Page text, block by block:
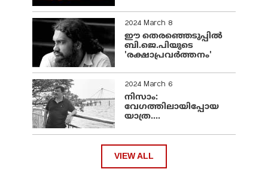
2024 March 8
ഈ തെരഞ്ഞെടുപ്പില്‍
ബി.ജെ.പിയുടെ
'രക്ഷാപ്രവര്‍ത്തനം'
2024 March 6
നിസാം:
വേഗത്തിലായിപ്പോയ
യാത്ര....
VIEW ALL